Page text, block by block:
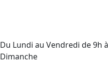
Du Lundi au Vendredi de 9h
Dimanche